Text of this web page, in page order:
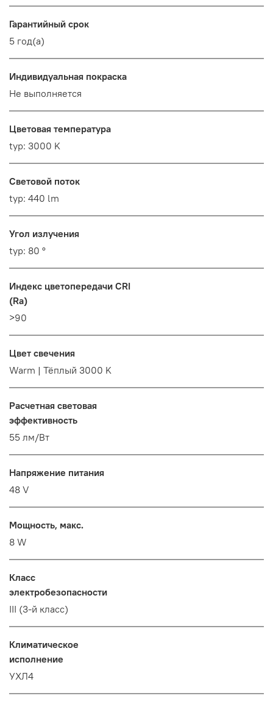
Гарантийный срок
5 год(а)
Индивидуальная покраска
Не выполняется
Цветовая температура
typ: 3000 K
Световой поток
typ: 440 lm
Угол излучения
typ: 80 °
Индекс цветопередачи CRI
(Ra)
>90
Цвет свечения
Warm | Тёплый 3000 K
Расчетная световая
эффективность
55 лм/Вт
Напряжение питания
48 V
Мощность, макс.
8 W
Класс
электробезопасности
III (3-й класс)
Климатическое
исполнение
УХЛ4